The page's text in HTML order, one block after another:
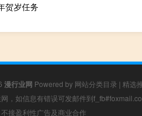
贺岁任务
漫行业网 Powered by 网站分类目录 | 精选
，如信息有错误可发邮件到
接盈利性广告及商业合作